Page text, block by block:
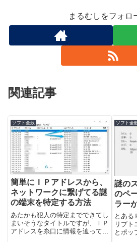
まるむしをフォロ
関連記事
ソフト全般
簡単にＩＰアドレスから、
ネットワークに繋げてる謎
の端末を特定する方法
あたかも犯人の特定までできてし
まいそうなタイトルですが、ＩＰ
アドレスを糸口に情報を辿ってい
ソフト全
謎の
のペ
ラー
出し
た (;
とある
リプト
とポッ